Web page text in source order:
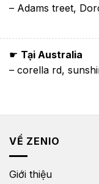
– Adams treet,
☛ Tại Australia
– corella rd,
VỀ ZENIO
Giới thiệu